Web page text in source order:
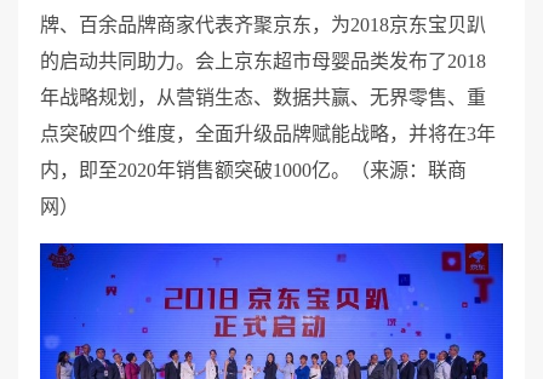
牌、百余品牌商家代表齐聚京东，为2018京东宝贝趴
的启动共同助力。会上京东超市母婴品类发布了2018
年战略规划，从营销生态、数据共赢、无界零售、重
点突破四个维度，全面升级品牌赋能战略，并将在3年
内，即至2020年销售额突破1000亿。（来源：联商
网）